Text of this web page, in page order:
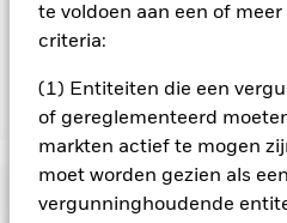
te voldoen aan een of
criteria:
(1) Entiteiten die een
of gereglementeerd
markten actief te mogen
moet worden gezien als
vergunninghoudende
zijn niet gegarandeerd.
oorspronkelijke inleg.
iShares Developed Real
Risicometer